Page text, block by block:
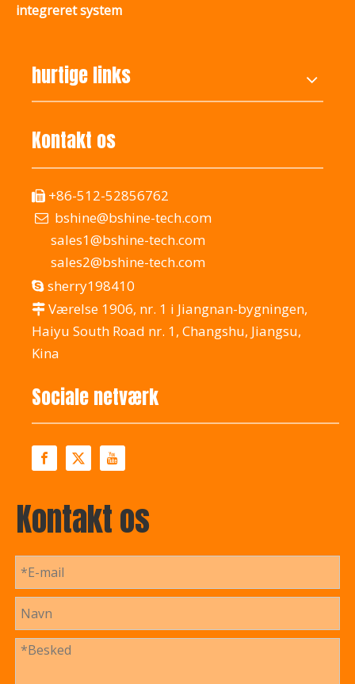
integreret system
hurtige links
Kontakt os
 +86-512-52856762
 bshine@bshine-tech.com
sales1@bshine-tech.com
sales2@bshine-tech.com
 sherry198410
 Værelse 1906, nr. 1 i Jiangnan-bygningen,
Haiyu South Road nr. 1, Changshu, Jiangsu,
Kina
Sociale netværk
Kontakt os